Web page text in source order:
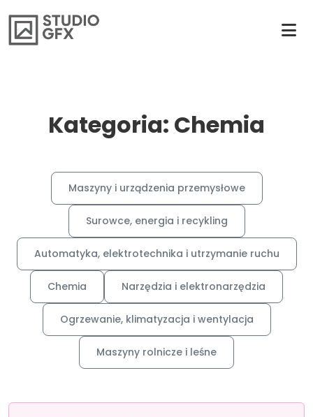
Kategoria: Chemia
Maszyny i urządzenia przemysłowe
Surowce, energia i recykling
Automatyka, elektrotechnika i utrzymanie ruchu
Chemia Narzędzia i elektronarzędzia
Ogrzewanie, klimatyzacja i wentylacja
Maszyny rolnicze i leśne